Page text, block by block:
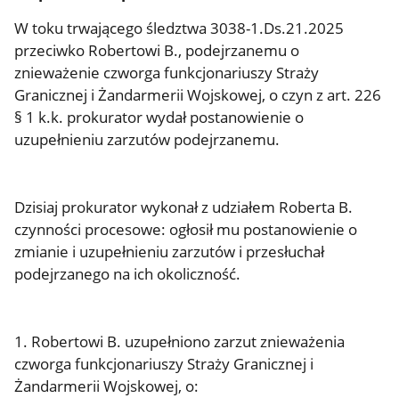
W toku trwającego śledztwa 3038-1.Ds.21.2025
przeciwko Robertowi B., podejrzanemu o
znieważenie czworga funkcjonariuszy Straży
Granicznej i Żandarmerii Wojskowej, o czyn z art. 226
§ 1 k.k. prokurator wydał postanowienie o
uzupełnieniu zarzutów podejrzanemu.
Dzisiaj prokurator wykonał z udziałem Roberta B.
czynności procesowe: ogłosił mu postanowienie o
zmianie i uzupełnieniu zarzutów i przesłuchał
podejrzanego na ich okoliczność.
1. Robertowi B. uzupełniono zarzut znieważenia
czworga funkcjonariuszy Straży Granicznej i
Żandarmerii Wojskowej, o: